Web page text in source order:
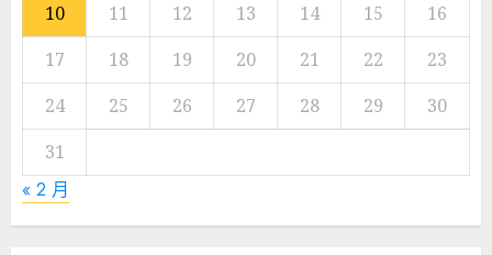
10
11 12 13 14 15
16
17
18 19 20 21 22
23
24
25 26 27 28 29
30
31
« 2 月